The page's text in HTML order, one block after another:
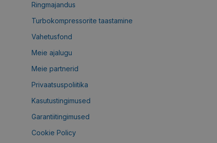
Ringmajandus
Turbokompressorite taastamine
Vahetusfond
Meie ajalugu
Meie partnerid
Privaatsuspoliitika
Kasutustingimused
Garantiitingimused
Cookie Policy